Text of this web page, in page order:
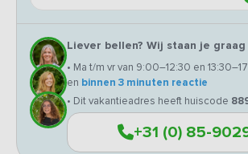
Liever bellen? Wij staan je
• Ma t/m vr van 9:00–12:30 en
en binnen 3 minuten reactie
• Dit vakantieadres heeft huiscode
+31 (0) 85-